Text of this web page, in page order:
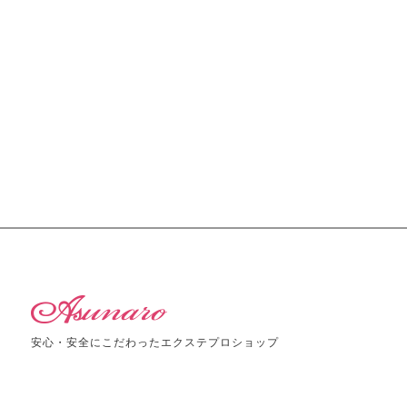
安心・安全にこだわったエクステプロショップ